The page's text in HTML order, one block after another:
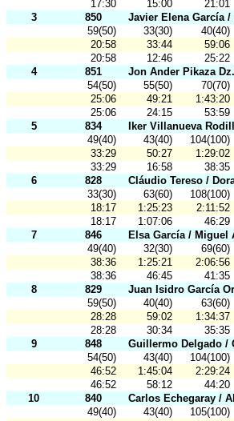
17:30
15:00 21:01
3
850
Javier Elena García /
59(50)
33(30) 40(40)
20:58
33:44 59:06
20:58
12:46 25:22
4
851
Jon Ander Pikaza
54(50)
55(50) 70(70)
25:06
49:21 1:43:20
25:06
24:15 53:59
5
834
Iker Villanueva
49(40)
43(40) 104(100)
33:29
50:27 1:29:02
33:29
16:58 38:35
6
828
Cláudio Tereso /
33(30)
63(60) 108(100)
18:17
1:25:23 2:11:52
18:17
1:07:06 46:29
7
846
Elsa García / Miguel
49(40)
32(30) 69(60)
38:36
1:25:21 2:06:56
38:36
46:45 41:35
8
829
Juan Isidro García
59(50)
40(40) 63(60)
28:28
59:02 1:34:37
28:28
30:34 35:35
9
848
Guillermo Delgado /
54(50)
43(40) 104(100)
46:52
1:45:04 2:29:24
46:52
58:12 44:20
10
840
Carlos Echegaray /
49(40)
43(40) 105(100)